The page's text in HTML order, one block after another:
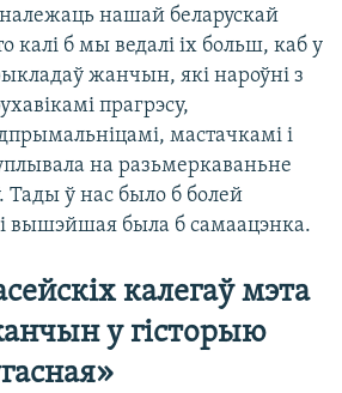
нашай беларускай
калі б мы ведалі іх больш, каб у
жанчын, які нароўні з
прагрэсу,
мастачкамі і
на разьмеркаваньне
Тады ў нас было б болей
і вышэйшая была б самаацэнка.
калегаў мэта
у гісторыю